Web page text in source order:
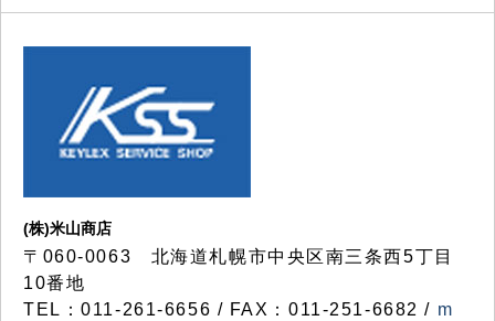
(株)米山商店
〒060-0063 北海道札幌市中央区南三条西5丁目
10番地
TEL：011-261-6656 / FAX：011-251-6682 / m